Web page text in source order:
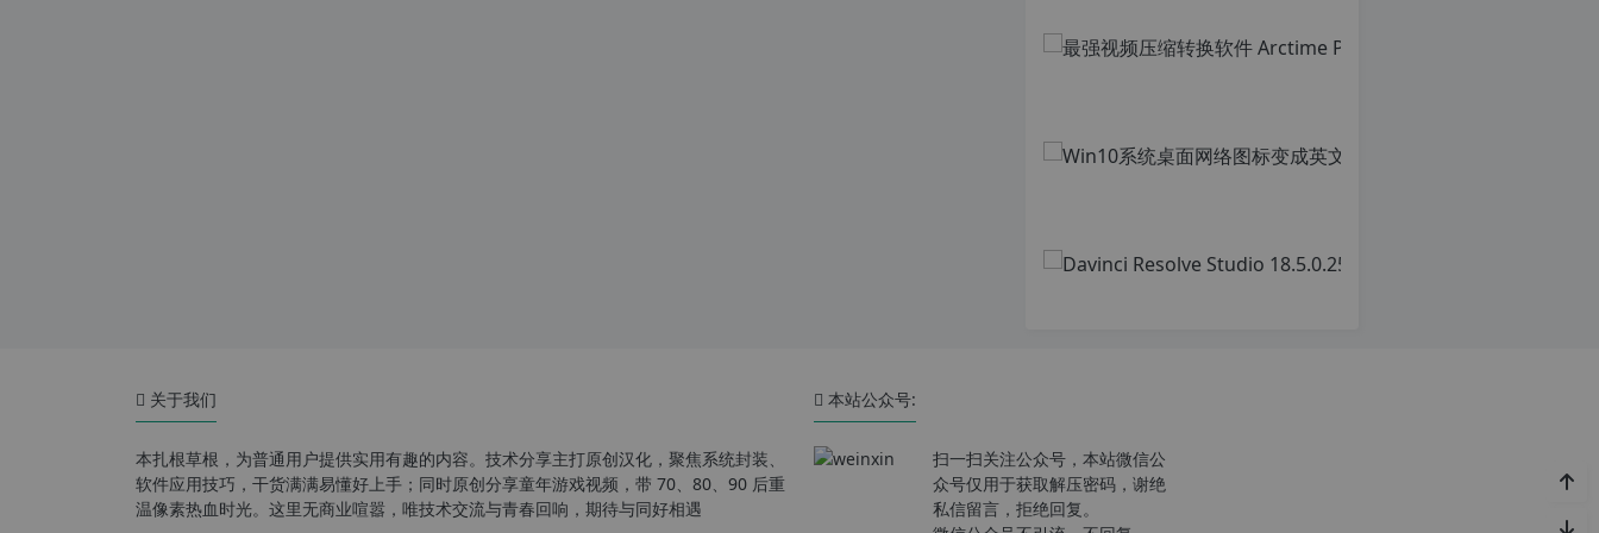
关于我们
本扎根草根，为普通用户提供实用有趣的内容。技术分享主打原创汉化，聚焦系统封装、
软件应用技巧，干货满满易懂好上手；同时原创分享童年游戏视频，带 70、80、90 后重
温像素热血时光。这里无商业喧嚣，唯技术交流与青春回响，期待与同好相遇
本站公众号:
扫一扫关注公众号，本站微信公
众号仅用于获取解压密码，谢绝
私信留言，拒绝回复。